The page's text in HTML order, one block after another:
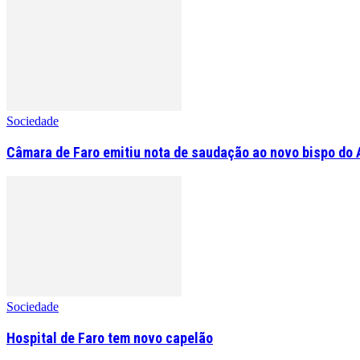
Sociedade
Câmara de Faro emitiu nota de saudação ao novo bispo do
Sociedade
Hospital de Faro tem novo capelão